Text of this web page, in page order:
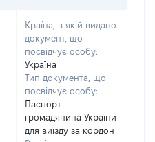
Країна, в якій видано
документ, що
посвідчує особу:
Україна
Тип документа, що
посвідчує особу:
Паспорт
громадянина України
для виїзду за кордон